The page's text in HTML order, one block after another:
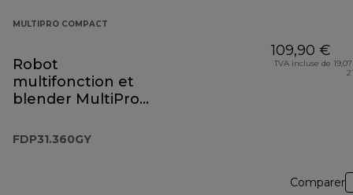
MULTIPRO COMPACT
Robot
multifonction et
blender MultiPro
FDP31.360GY
FDP31.360GY
109,90 €
TVA incluse de
Comparer